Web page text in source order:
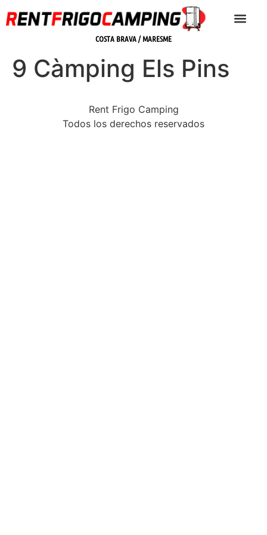
COSTA BRAVA / MARESME
9 Càmping Els Pins
Rent Frigo Camping
Todos los derechos reservados